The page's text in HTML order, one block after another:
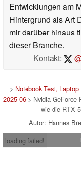
Entwicklungen am
Hintergrund als Art
mir darüber hinaus
dieser Branche.
Kontakt:
> Notebook Test, Laptop
2025-06 > Nvidia GeForce
wie die RTX
Autor: Hannes
loading failed!